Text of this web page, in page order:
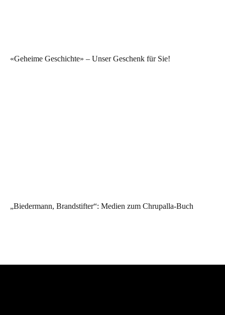
«Geheime Geschichte» – Unser Geschenk für Sie!
„Biedermann, Brandstifter“: Medien zum Chrupalla-Buch